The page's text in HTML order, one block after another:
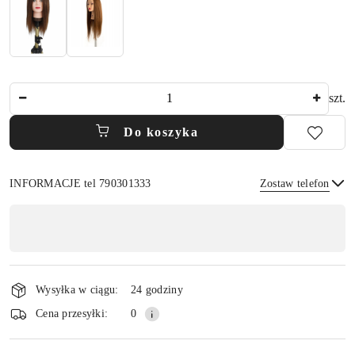
szt.
Do koszyka
INFORMACJE tel 790301333 Zostaw telefon
płatność
i
dostawaWysyłka w ciągu:
24 godziny
Cena przesyłki:
0